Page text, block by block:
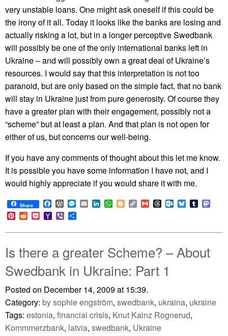
very unstable loans. One might ask oneself if this could be
the irony of it all. Today it looks like the banks are losing and
actually risking a lot, but in a longer perceptive Swedbank
will possibly be one of the only international banks left in
Ukraine – and will possibly own a great deal of Ukraine’s
resources. I would say that this interpretation is not too
paranoid, but are only based on the simple fact, that no bank
will stay in Ukraine just from pure generosity. Of course they
have a greater plan with their engagement, possibly not a
“scheme” but at least a plan. And that plan is not open for
either of us, but concerns our well-being.
If you have any comments of thought about this let me know.
It is possible you have some information I have not, and I
would highly appreciate if you would share it with me.
Share Facebook
WordPress
Messenger
EmailLinkedIn
WhatsApp
BloggerCopy
Link
GmailThreadsOutlook.com
BlueskyTumblr
Pinterest
RedditPocketYahoo
Mail
Viber
Is there a greater Scheme? – About
Swedbank in Ukraine: Part 1
Posted on December 14, 2009 at 15:39.
Category: by sophie engström, swedbank, ukraina, ukraine
Tags: estonia, financial crisis, Knut Kainz Rognerud,
Kommmerzbank, latvia, swedbank, Ukraine